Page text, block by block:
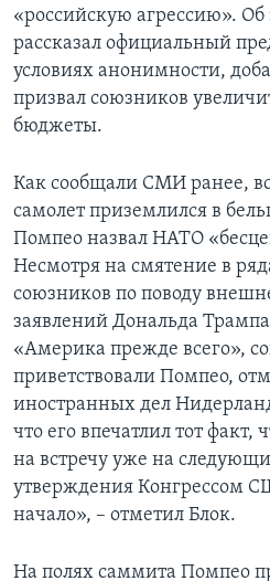
«российскую агрессию». Об
рассказал официальный
условиях анонимности,
призвал союзников
бюджеты.
Как сообщали СМИ ранее,
самолет приземлился в
Помпео назвал НАТО
Несмотря на смятение в
союзников по поводу
заявлений Дональда
«Америка прежде всего»,
приветствовали Помпео,
иностранных дел
что его впечатлил тот
на встречу уже на
утверждения Конгрессом
начало», – отметил Блок.
На полях саммита Помпео